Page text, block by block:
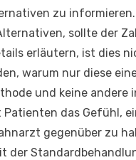
zu informieren.
sollte der
erläutern, ist dies
warum nur diese
und keine andere
Patienten das Gefühl,
gegenüber zu
der